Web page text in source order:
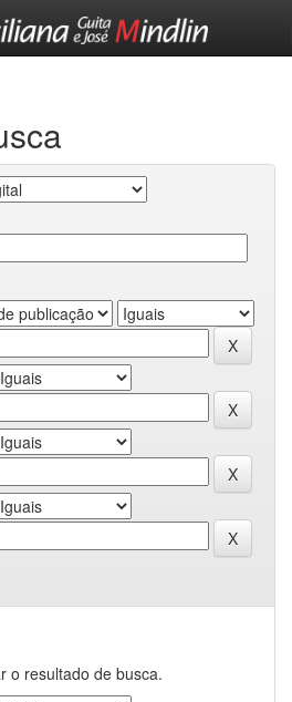
o resultado de busca.